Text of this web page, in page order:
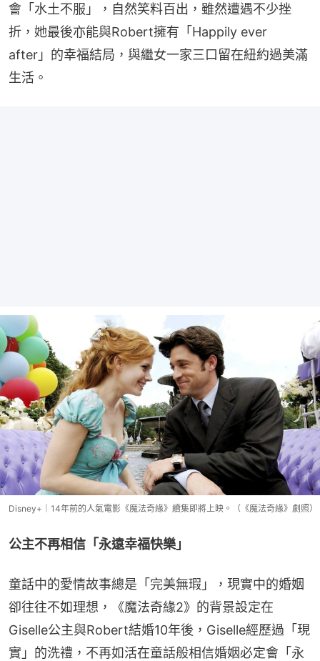
會「水土不服」，自然笑料百出，雖然遭遇不少挫
折，她最後亦能與Robert擁有「Happily ever
after」的幸福結局，與繼女一家三口留在紐約過美滿
生活。
Disney+｜14年前的人氣電影《魔法奇緣》續集即將上映。（《魔法奇緣》劇照）
公主不再相信「永遠幸福快樂」
童話中的愛情故事總是「完美無瑕」，現實中的婚姻
卻往往不如理想，《魔法奇緣2》的背景設定在
Giselle公主與Robert結婚10年後，Giselle經歷過「現
實」的洗禮，不再如活在童話般相信婚姻必定會「永